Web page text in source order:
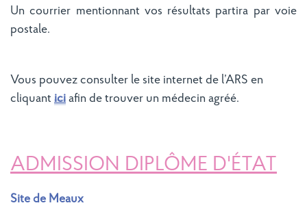
Un courrier mentionnant vos résultats partira par voie
postale.
Vous pouvez consulter le site internet de l’ARS en
cliquant ici afin de trouver un médecin agréé.
ADMISSION DIPLÔME D'ÉTAT
Site de Meaux